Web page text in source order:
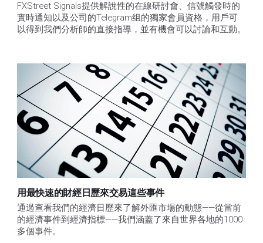
FXStreet Signals提供解說性的在線研討會、信號觸發時的
實時通知以及公司的Telegram组的獨家會員資格，用戶可
以得到我們分析師的直接指導，並有機會可以討論和互動。
用最快速的財經日歷來交易這些事件
通過查看我們的經濟日歷來了解外匯市場的動態——從當前
的經濟事件到經濟指標——我們涵蓋了來自世界各地的1000
多個事件。